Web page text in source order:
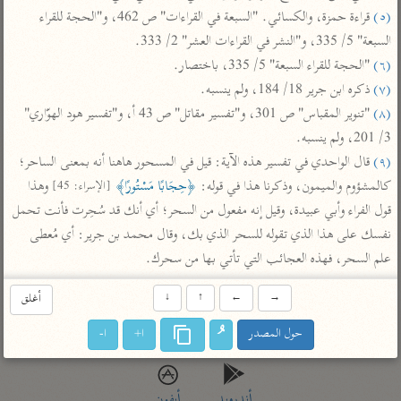
تفسير السمرقندي
تفسير الثعلبي
تفسير أبي السعود
الكشاف للزمخشري
الدر المنثور
تفسير قتادة
اشترك لتصلك أخبار مشاريعنا
راسلنا •تليجرام •تويتر
تعليمات
•عن الباحث القرآني
(٥)
السبعة" 5/ 335، و"النشر في القراءات العشر" 2/ 333.
(٦)
"الحجة للقراء السبعة" 5/ 335، باختصار.
(٧)
ذكره ابن جرير 18/ 184، ولم ينسبه.
(٨)
3/ 201، ولم ينسبه.
(٩)
كالمشؤوم والميمون، وذكرنا هذا في قوله: ﴿حِجَابًا مَسْتُورًا﴾ [الإسراء: 45]
علم السحر، فهذه العجائب التي تأتي بها من سحرك.
أغلق →
←
↑
↓
حول المصدر ا+ ا-